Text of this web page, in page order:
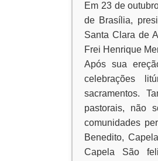
Em 23 de
de Brasília,
Santa Clara de
Frei Henrique
Após sua
celebrações
sacramentos.
pastorais, não
comunidades
Benedito,
Capela São